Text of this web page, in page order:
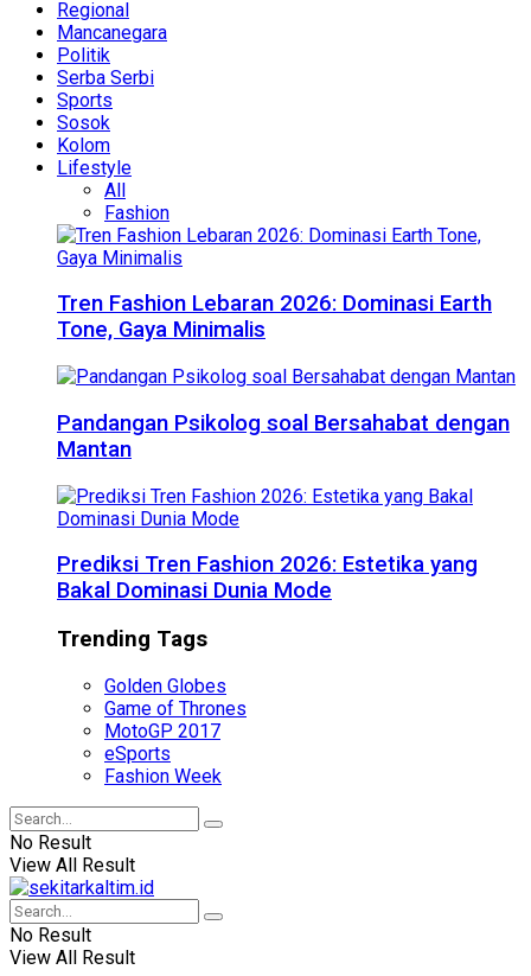
Regional
Mancanegara
Politik
Serba Serbi
Sports
Sosok
Kolom
Lifestyle
All
Fashion
Tren Fashion Lebaran 2026: Dominasi Earth
Tone, Gaya Minimalis
Pandangan Psikolog soal Bersahabat dengan
Mantan
Prediksi Tren Fashion 2026: Estetika yang
Bakal Dominasi Dunia Mode
Trending Tags
Golden Globes
Game of Thrones
MotoGP 2017
eSports
Fashion Week
No Result
View All Result
No Result
View All Result